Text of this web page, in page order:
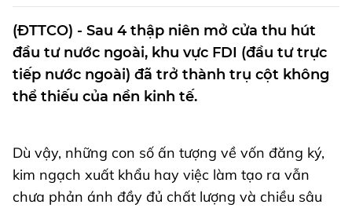
(ĐTTCO) - Sau 4 thập niên mở cửa thu hút
đầu tư nước ngoài, khu vực FDI (đầu tư trực
tiếp nước ngoài) đã trở thành trụ cột không
thể thiếu của nền kinh tế.
Dù vậy, những con số ấn tượng về vốn đăng ký,
kim ngạch xuất khẩu hay việc làm tạo ra vẫn
chưa phản ánh đầy đủ chất lượng và chiều sâu